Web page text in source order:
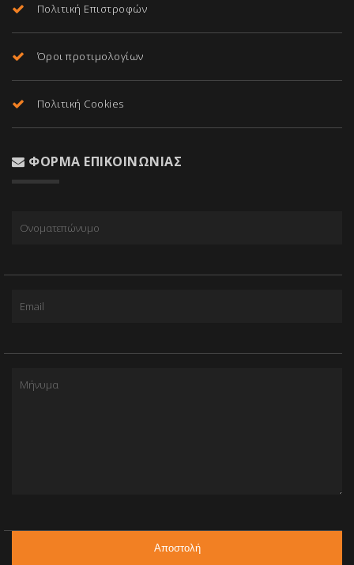
Πολιτική Επιστροφών
Όροι προτιμολογίων
Πολιτική Cookies
ΦΌΡΜΑ ΕΠΙΚΟΙΝΩΝΊΑΣ